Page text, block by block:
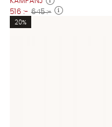
516 :- 645 :-
20%